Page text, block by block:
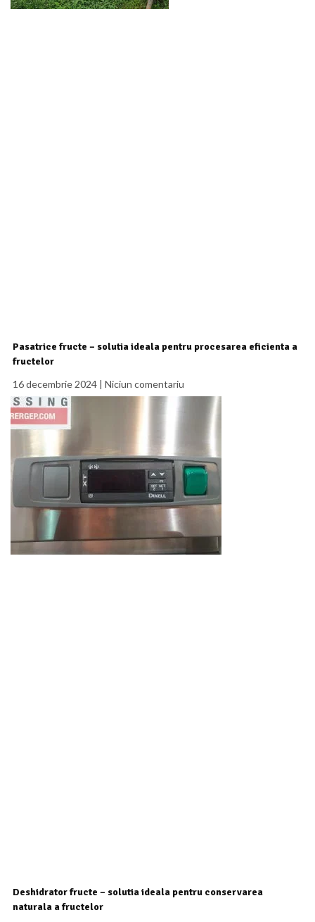
Pasatrice fructe – solutia ideala pentru procesarea eficienta a
fructelor
16 decembrie 2024
Niciun comentariu
Deshidrator fructe – solutia ideala pentru conservarea
naturala a fructelor